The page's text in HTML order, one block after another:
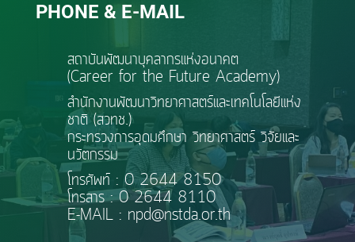
PHONE & E-MAIL
สถาบันพัฒนาบุคลากรแห่งอนาคต
(Career for the Future Academy)
สำนักงานพัฒนาวิทยาศาสตร์และเทคโนโลยีแห่ง
ชาติ (สวทช.)
กระทรวงการอุดมศึกษา วิทยาศาสตร์ วิจัยและ
นวัตกรรม
โทรศัพท์ : 0 2644 8150
โทรสาร : 0 2644 8110
E-MAIL : npd@nstda.or.th